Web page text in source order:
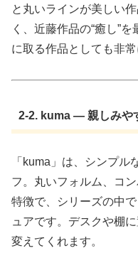
と丸いラインが美しい
く、近藤作品の“癒し”
に取る作品としても非常
2-2. kuma — 親しみや
「kuma」は、シンプ
フ。丸いフォルム、コ
特徴で、シリーズの中
ュアです。デスクや棚
変えてくれます。